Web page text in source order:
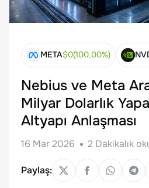
META$0(100.00%)
Nebius ve Meta
Milyar Dolarlık
Altyapı Anlaşması
16 Mar 2026 2 Dakikalık
Paylaş: